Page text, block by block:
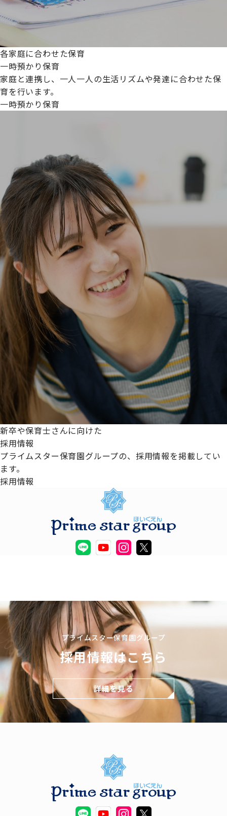
各家庭に合わせた保育
一時預かり保育
家庭と連携し、一人一人の生活リズムや発達に合わせた保
育を行います。
一時預かり保育
新卒や保育士さんに向けた
採用情報
プライムスター保育園グループの、採用情報を掲載してい
ます。
採用情報
プライムスター保育園グループ
採用情報はこちら
詳細を見る